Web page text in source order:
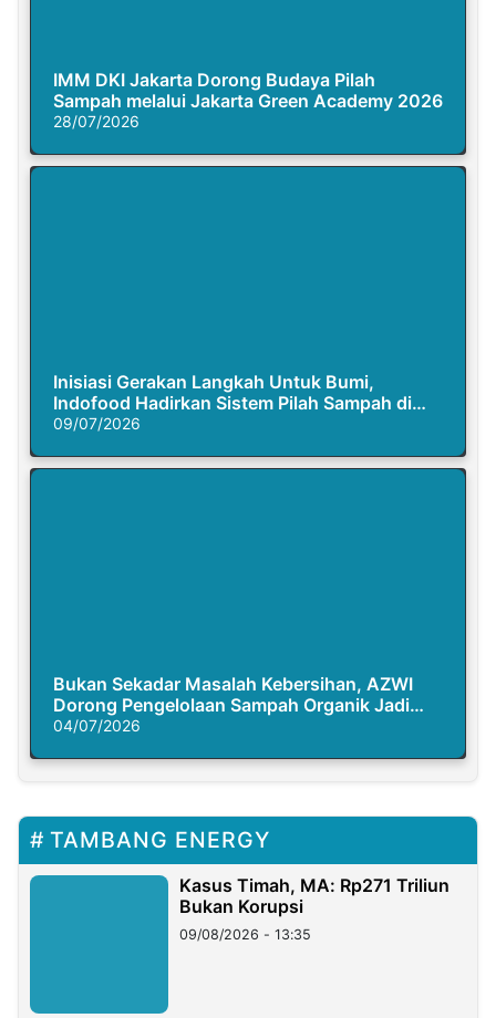
IMM DKI Jakarta Dorong Budaya Pilah
Sampah melalui Jakarta Green Academy 2026
28/07/2026
Inisiasi Gerakan Langkah Untuk Bumi,
Indofood Hadirkan Sistem Pilah Sampah di
Semasa Piknik
09/07/2026
Bukan Sekadar Masalah Kebersihan, AZWI
Dorong Pengelolaan Sampah Organik Jadi
Solusi Krisis Iklim
04/07/2026
TAMBANG ENERGY
Kasus Timah, MA: Rp271 Triliun
Bukan Korupsi
09/08/2026 - 13:35